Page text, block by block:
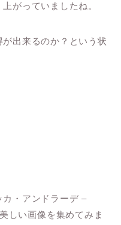
がっていましたね。
出来るのか？という状
・アンドラーデ –
しい画像を集めてみま